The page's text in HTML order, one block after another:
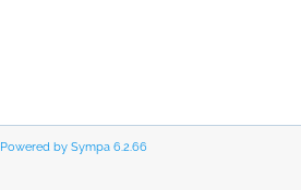
Powered by Sympa 6.2.66